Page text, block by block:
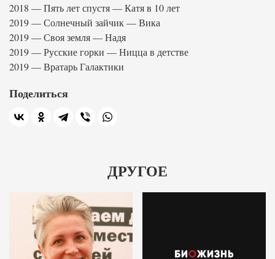
2018 — Пять лет спустя — Катя в 10 лет
2019 — Солнечный зайчик — Вика
2019 — Своя земля — Надя
2019 — Русские горки — Ницца в детстве
2019 — Вратарь Галактики
Поделиться
ДРУГОЕ